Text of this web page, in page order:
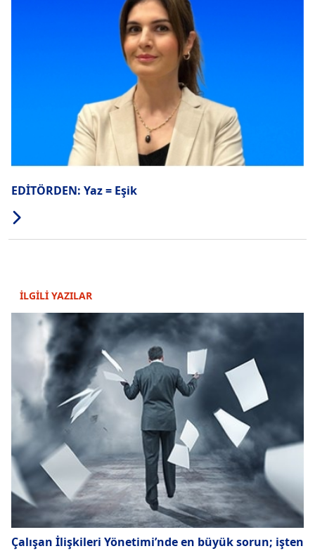
EDİTÖRDEN: Yaz = Eşik
İLGİLİ YAZILAR
Çalışan İlişkileri Yönetimi’nde en büyük sorun; işten